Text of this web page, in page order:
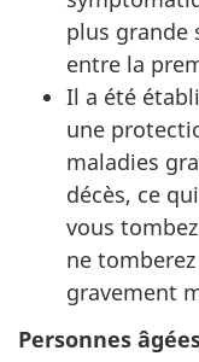
plus grande
entre la
Il a été
une
maladies
décès, ce
vous
ne
gravement
Personnes